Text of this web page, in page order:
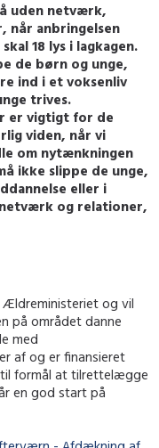
uden netværk,
når anbringelsen
18 lys i lagkagen.
de børn og unge,
ind i et voksenliv
trives.
er vigtigt for de
viden, når vi
om nytænkningen
ikke slippe de unge,
eller i
og relationer,
og vil
på området danne
med
af og er finansieret
til formål at tilrettelægge
en god start på